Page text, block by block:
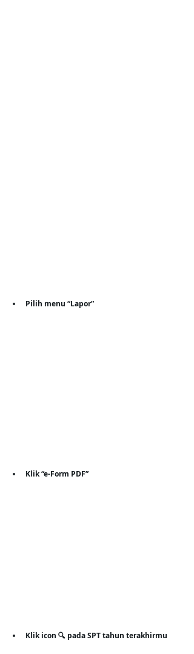
Pilih menu “Lapor”
Klik “e-Form PDF”
Klik icon 🔍 pada SPT tahun terakhirmu